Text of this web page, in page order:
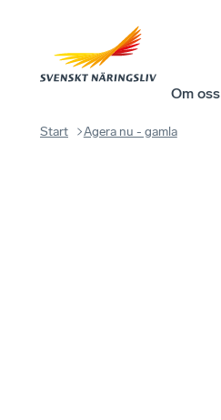
Om oss
Start Agera nu - gamla